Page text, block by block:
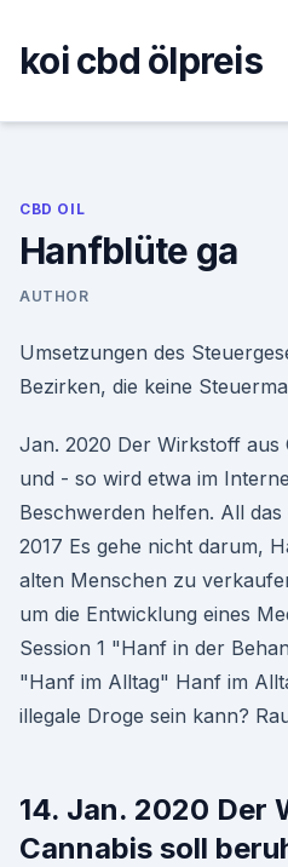
content
koi cbd ölpreis
CBD OIL
Hanfblüte ga
AUTHOR
Umsetzungen des
Bezirken, die keine
Jan. 2020 Der Wirkstoff aus
und - so wird etwa im
Beschwerden helfen. All
2017 Es gehe nicht darum,
alten Menschen zu
um die Entwicklung eines
Session 1 "Hanf in der
"Hanf im Alltag" Hanf im
illegale Droge sein kann?
14. Jan. 2020 Der
Cannabis soll